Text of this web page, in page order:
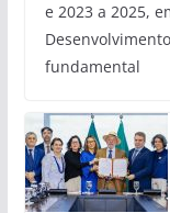
e 2023 a 2025,
fundamental